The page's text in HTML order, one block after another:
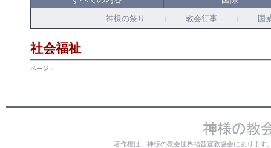
神様の祭り 教会行事 国
社会福祉
ページ »
著作権は、神様の教会世界福音宣教協会にありま